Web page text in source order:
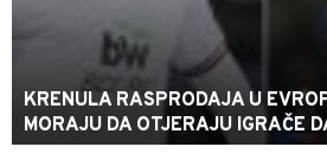
KRENULA RASPRODAJA U
MORAJU DA OTJERAJU IGRAČE